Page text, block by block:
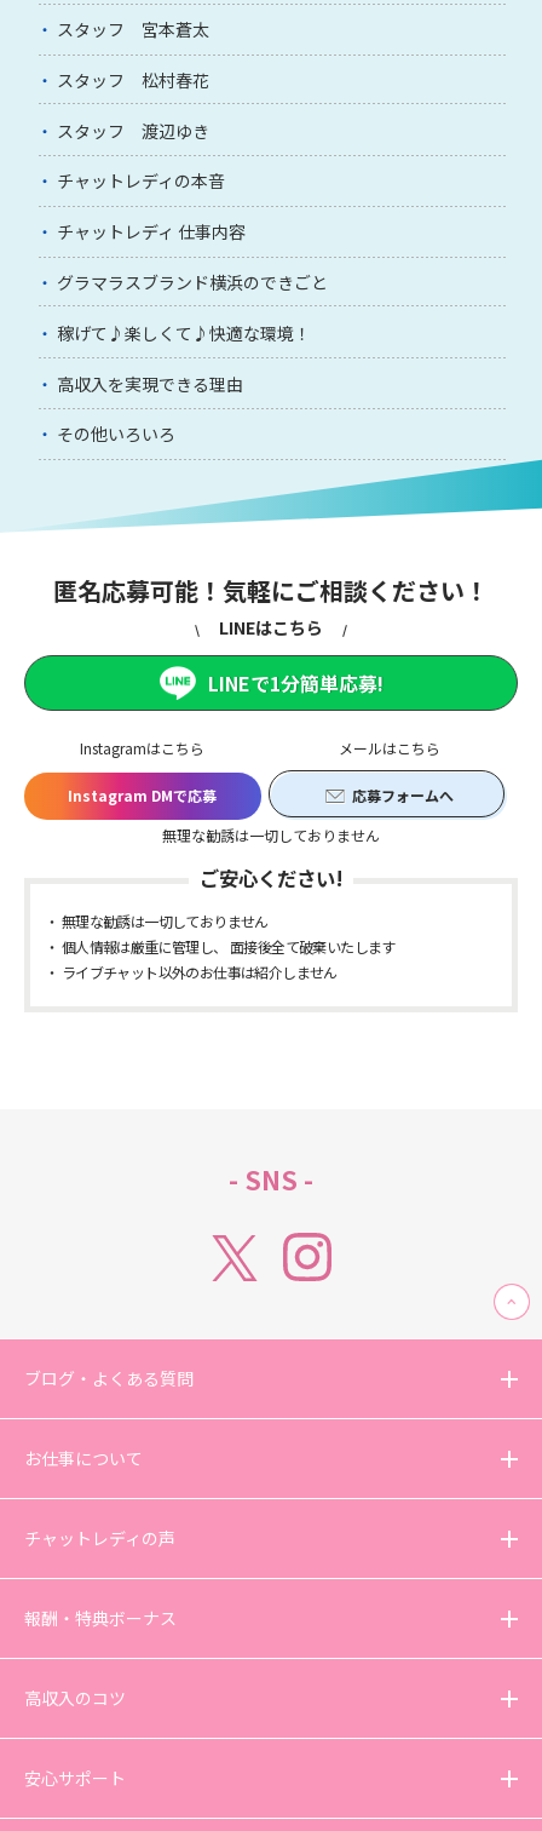
スタッフ 宮本蒼太
スタッフ 松村春花
スタッフ 渡辺ゆき
チャットレディの本音
チャットレディ 仕事内容
グラマラスブランド横浜のできごと
稼げて♪楽しくて♪快適な環境！
高収入を実現できる理由
その他いろいろ
匿名応募可能！気軽にご相談ください！
Instagramはこちら
Instagram DMで応募
メールはこちら
応募フォームへ
無理な勧誘は一切しておりません
LINEはこちら
LINEで1分簡単応募!
ご安心ください!
無理な勧誘は一切しておりません
個人情報は厳重に管理し、 面接後全て破棄いたします
ライブチャット以外のお仕事は紹介しません
- SNS -
ブログ・よくある質問
お仕事について
チャットレディの声
報酬・特典ボーナス
高収入のコツ
安心サポート